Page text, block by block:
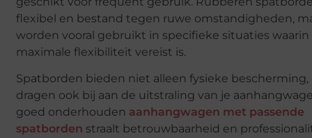
flexibel en bestand tegen ruwe omstandigheden,
worden vooral gebruikt in specifieke situaties waarin
maximale flexibiliteit vereist is.
Spatborden bieden niet alleen fysieke bescherming,
dragen ook bij aan de uitstraling van je
goed onderhouden aanhangwagen met passende
spatborden straalt betrouwbaarheid en